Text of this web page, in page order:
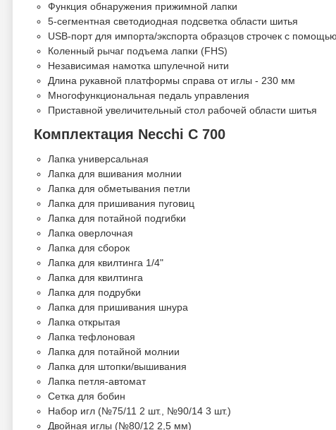
Функция обнаружения прижимной лапки
5-сегментная светодиодная подсветка области шитья
USB-порт для импорта/экспорта образцов строчек с
Коленный рычаг подъема лапки (FHS)
Независимая намотка шпулечной нити
Длина рукавной платформы справа от иглы - 230 мм
Многофункциональная педаль управления
Приставной увеличительный стол рабочей области шитья
Комплектация Necchi C 700
Лапка универсальная
Лапка для вшивания молнии
Лапка для обметывания петли
Лапка для пришивания пуговиц
Лапка для потайной подгибки
Лапка оверлочная
Лапка для сборок
Лапка для квилтинга 1/4"
Лапка для квилтинга
Лапка для подрубки
Лапка для пришивания шнура
Лапка открытая
Лапка тефлоновая
Лапка для потайной молнии
Лапка для штопки/вышивания
Лапка петля-автомат
Сетка для бобин
Набор игл (№75/11 2 шт., №90/14 3 шт.)
Двойная иглы (№80/12 2,5 мм)